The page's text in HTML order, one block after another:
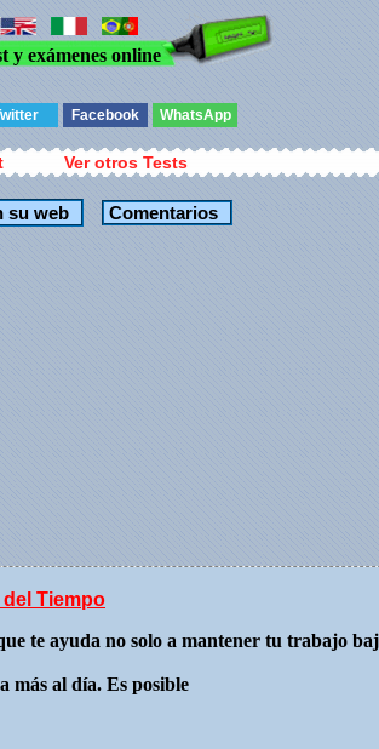
y exámenes online
Facebook WhatsApp
Ver otros Tests
Comentarios
Tiempo
te ayuda no solo a mantener tu trabajo
más al día. Es posible